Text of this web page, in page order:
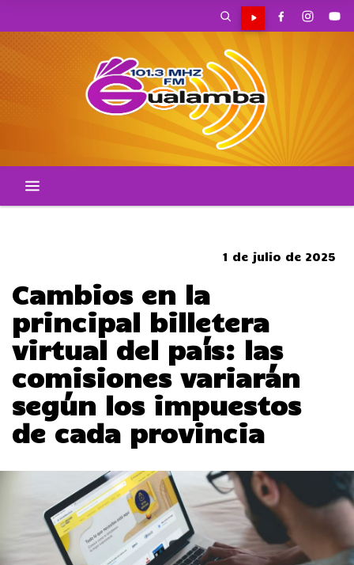
1 de julio de 2025
Cambios en la
principal billetera
virtual del país: las
comisiones variarán
según los impuestos
de cada provincia